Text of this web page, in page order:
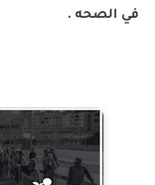
في الصحه .